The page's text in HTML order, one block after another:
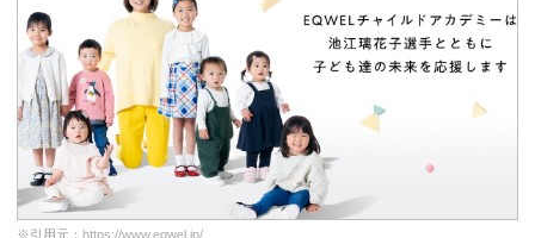
※引用元： https://www.eqwel.jp/